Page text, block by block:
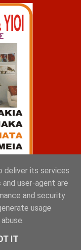
deliver its services
user-agent are
and security
usage
IT